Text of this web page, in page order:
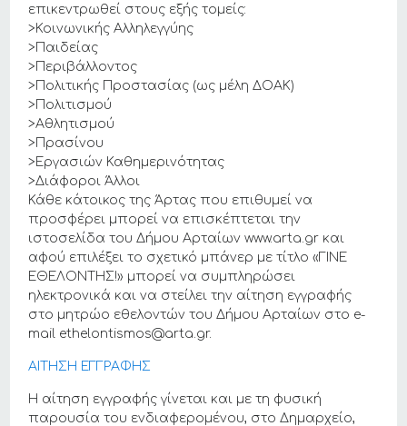
επικεντρωθεί στους εξής τομείς:
>Κοινωνικής Αλληλεγγύης
>Παιδείας
>Περιβάλλοντος
>Πολιτικής Προστασίας (ως μέλη ΔΟΑΚ)
>Πολιτισμού
>Αθλητισμού
>Πρασίνου
>Εργασιών Καθημερινότητας
>Διάφοροι Άλλοι
Κάθε κάτοικος της Άρτας που επιθυμεί να
προσφέρει μπορεί να επισκέπτεται την
ιστοσελίδα του Δήμου Αρταίων www.arta.gr και
αφού επιλέξει το σχετικό μπάνερ με τίτλο «ΓΙΝΕ
ΕΘΕΛΟΝΤΗΣ!» μπορεί να συμπληρώσει
ηλεκτρονικά και να στείλει την αίτηση εγγραφής
στο μητρώο εθελοντών του Δήμου Αρταίων στο e-
mail ethelontismos@arta.gr.
ΑΙΤΗΣΗ ΕΓΓΡΑΦΗΣ
Η αίτηση εγγραφής γίνεται και με τη φυσική
παρουσία του ενδιαφερομένου, στο Δημαρχείο,